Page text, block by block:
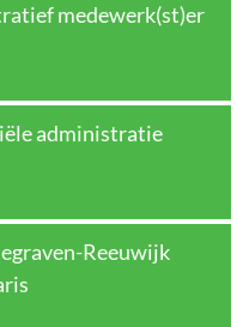
medewerk(st)er
administratie
Reeuwijk